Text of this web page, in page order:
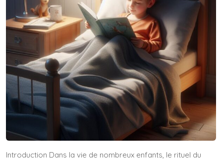
Introduction Dans la vie de nombreux enfants, le rituel du